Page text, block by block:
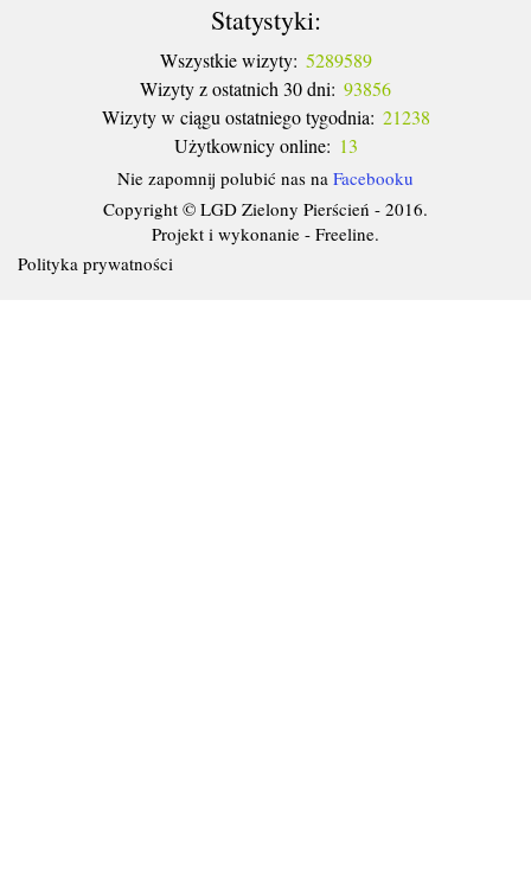
Statystyki:
Wszystkie wizyty: 5289589
Wizyty z ostatnich 30 dni: 93856
Wizyty w ciągu ostatniego tygodnia: 21238
Użytkownicy online: 13
Nie zapomnij polubić nas na Facebooku
Copyright © LGD Zielony Pierścień - 2016.
Projekt i wykonanie - Freeline.
Polityka prywatności